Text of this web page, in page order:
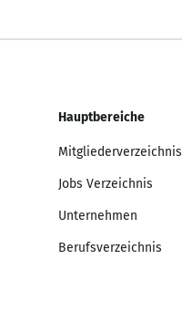
Hauptbereiche
Mitgliederverzeichnis
Jobs Verzeichnis
Unternehmen
Berufsverzeichnis